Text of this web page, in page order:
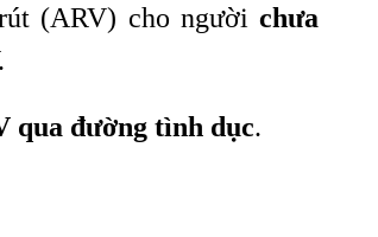
rút (ARV) cho ngườichưa
qua đường tình dục.